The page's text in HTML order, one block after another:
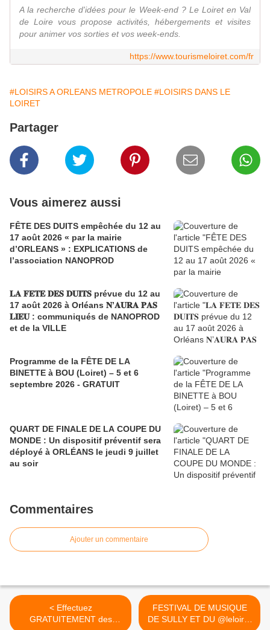
A la recherche d'idées pour le Week-end ? Le Loiret en Val
de Loire vous propose activités, hébergements et visites
pour animer vos sorties et vos week-ends.
https://www.tourismeloiret.com/fr
#LOISIRS A ORLEANS METROPOLE #LOISIRS DANS LE
LOIRET
Partager
Vous aimerez aussi
FÊTE DES DUITS empêchée du 12 au
17 août 2026 « par la mairie
d’ORLEANS » : EXPLICATIONS de
l’association NANOPROD
𝐋𝐀 𝐅𝐄𝐓𝐄 𝐃𝐄𝐒 𝐃𝐔𝐈𝐓𝐒 prévue du 12 au
17 août 2026 à Orléans 𝐍’𝐀𝐔𝐑𝐀 𝐏𝐀𝐒
𝐋𝐈𝐄𝐔 : communiqués de NANOPROD
et de la VILLE
Programme de la FÊTE DE LA
BINETTE à BOU (Loiret) – 5 et 6
septembre 2026 - GRATUIT
QUART DE FINALE DE LA COUPE DU
MONDE : Un dispositif préventif sera
déployé à ORLÉANS le jeudi 9 juillet
au soir
Commentaires
Ajouter un commentaire
< Effectuez
GRATUITEMENT des
FESTIVAL DE MUSIQUE
DE SULLY ET DU @leloiret